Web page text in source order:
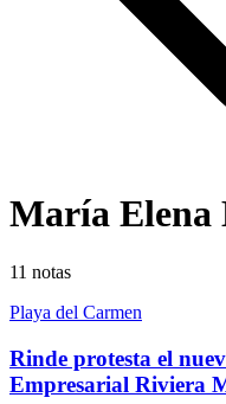
María Elena
11 notas
Playa del Carmen
Rinde protesta el
Empresarial Riviera